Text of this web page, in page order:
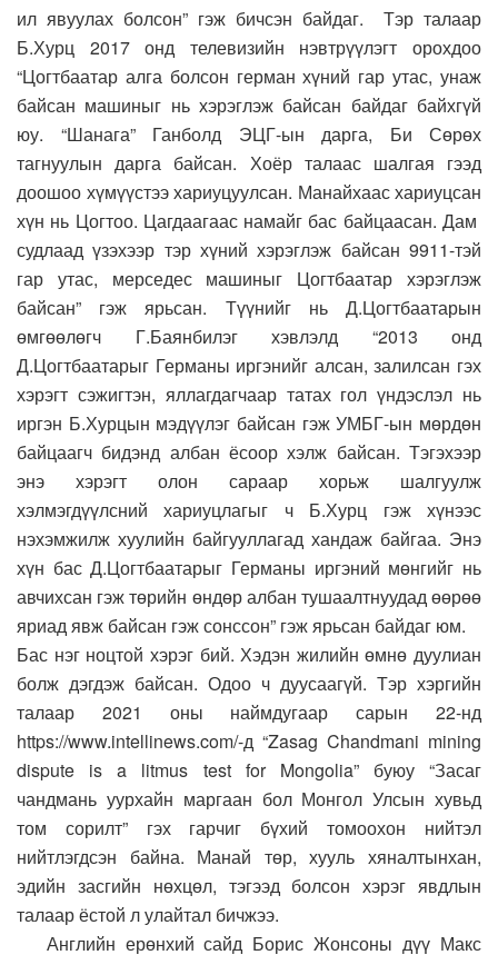
ил явуулах болсон” гэж бичсэн байдаг. Тэр талаар
Б.Хурц 2017 онд телевизийн нэвтрүүлэгт орохдоо
“Цогтбаатар алга болсон герман хүний гар утас, унаж
байсан машиныг нь хэрэглэж байсан байдаг байхгүй
юу. “Шанага” Ганболд ЭЦГ-ын дарга, Би Сөрөх
тагнуулын дарга байсан. Хоёр талаас шалгая гээд
доошоо хүмүүстээ хариуцуулсан. Манайхаас хариуцсан
хүн нь Цогтоо. Цагдаагаас намайг бас байцаасан. Дам
судлаад үзэхээр тэр хүний хэрэглэж байсан 9911-тэй
гар утас, мерседес машиныг Цогтбаатар хэрэглэж
байсан” гэж ярьсан. Түүнийг нь Д.Цогтбаатарын
өмгөөлөгч Г.Баянбилэг хэвлэлд “2013 онд
Д.Цогтбаатарыг Германы иргэнийг алсан, залилсан гэх
хэрэгт сэжигтэн, яллагдагчаар татах гол үндэслэл нь
иргэн Б.Хурцын мэдүүлэг байсан гэж УМБГ-ын мөрдөн
байцаагч бидэнд албан ёсоор хэлж байсан. Тэгэхээр
энэ хэрэгт олон сараар хорьж шалгуулж
хэлмэгдүүлсний хариуцлагыг ч Б.Хурц гэж хүнээс
нэхэмжилж хуулийн байгууллагад хандаж байгаа. Энэ
хүн бас Д.Цогтбаатарыг Германы иргэний мөнгийг нь
авчихсан гэж төрийн өндөр албан тушаалтнуудад өөрөө
яриад явж байсан гэж сонссон” гэж ярьсан байдаг юм.
Бас нэг ноцтой хэрэг бий. Хэдэн жилийн өмнө дуулиан
болж дэгдэж байсан. Одоо ч дуусаагүй. Тэр хэргийн
талаар 2021 оны наймдугаар сарын 22-нд
https://www.intellinews.com/-д “Zasag Chandmani mining
dispute is a litmus test for Mongolia” буюу “Засаг
чандмань уурхайн маргаан бол Монгол Улсын хувьд
том сорилт” гэх гарчиг бүхий томоохон нийтэл
нийтлэгдсэн байна. Манай төр, хууль хяналтынхан,
эдийн засгийн нөхцөл, тэгээд болсон хэрэг явдлын
талаар ёстой л улайтал бичжээ.
Английн ерөнхий сайд Борис Жонсоны дүү Макс